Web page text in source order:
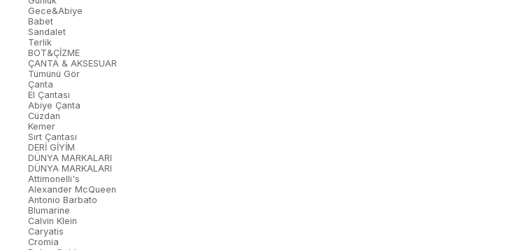
Gece&Abiye
Babet
Sandalet
Terlik
BOT&ÇİZME
ÇANTA & AKSESUAR
Tümünü Gör
Çanta
El Çantası
Abiye Çanta
Cüzdan
Kemer
Sırt Çantası
DERİ GİYİM
DÜNYA MARKALARI
DÜNYA MARKALARI
Attimonelli's
Alexander McQueen
Antonio Barbato
Blumarine
Calvin Klein
Caryatis
Cromia